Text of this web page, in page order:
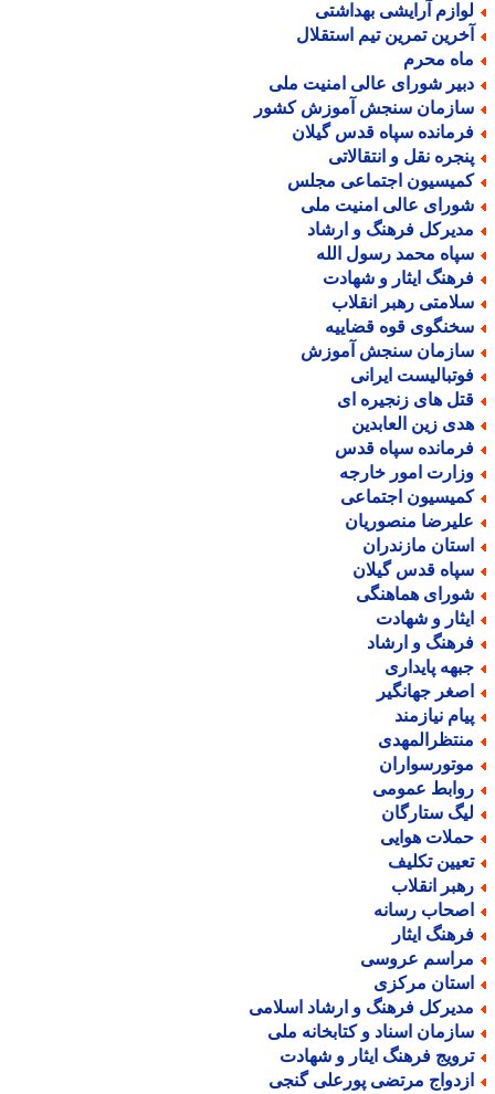
آرایشی بهداشتی
تمرین تیم استقلال
محرم
شورای عالی امنیت ملی
سنجش آموزش کشور
سپاه قدس گیلان
نقل و انتقالاتی
اجتماعی مجلس
عالی امنیت ملی
فرهنگ و ارشاد
محمد رسول الله
ایثار و شهادت
رهبر انقلاب
قوه قضاییه
سنجش آموزش
ایرانی
های زنجیره ای
زین العابدین
سپاه قدس
امور خارجه
اجتماعی
منصوریان
مازندران
قدس گیلان
هماهنگی
و شهادت
و ارشاد
پایداری
جهانگیر
نیازمند
عمومی
ستارگان
هوایی
تکلیف
انقلاب
رسانه
ایثار
عروسی
مرکزی
فرهنگ و ارشاد اسلامی
اسناد و کتابخانه ملی
فرهنگ ایثار و شهادت
مرتضی پورعلی گنجی